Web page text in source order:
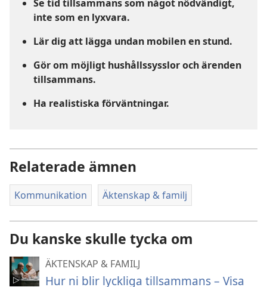
Se tid tillsammans som något nödvändigt,
inte som en lyxvara.
Lär dig att lägga undan mobilen en stund.
Gör om möjligt hushållssysslor och ärenden
tillsammans.
Ha realistiska förväntningar.
Relaterade ämnen
Kommunikation Äktenskap & familj
Du kanske skulle tycka om
ÄKTENSKAP & FAMILJ
Hur ni blir lyckliga tillsammans – Visa